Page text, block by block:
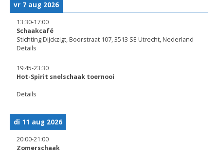
vr 7 aug 2026
13:30-17:00
Schaakcafé
Stichting Dijckzigt, Boorstraat 107, 3513 SE Utrecht, Nederland
Details
19:45-23:30
Hot-Spirit snelschaak toernooi
Details
di 11 aug 2026
20:00-21:00
Zomerschaak